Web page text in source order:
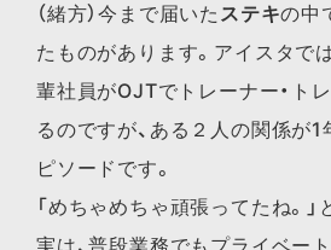
（緒方）今まで届いた ステキの中
たものがあります。アイスタで
輩社員がOJTでトレーナー・ト
るのですが、ある２人の関係が
ピソードです。
「めちゃめちゃ頑張ってたね。」と